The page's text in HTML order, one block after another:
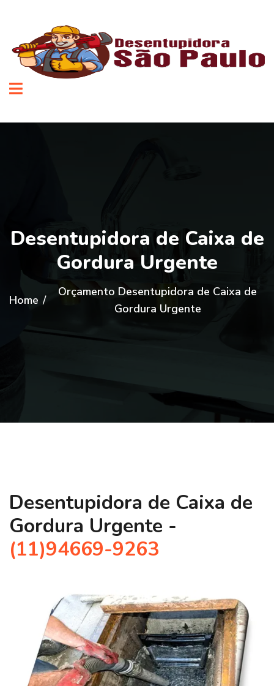
Desentupidora de Caixa de
Gordura Urgente
Home /
Orçamento Desentupidora de Caixa de
Gordura Urgente
Desentupidora de Caixa de
Gordura Urgente -
(11)94669-9263